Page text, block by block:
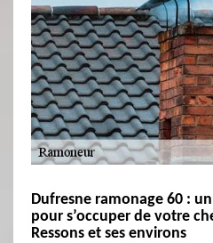
Dufresne ramonage 60 :
pour s’occuper de votre
Ressons et ses environs